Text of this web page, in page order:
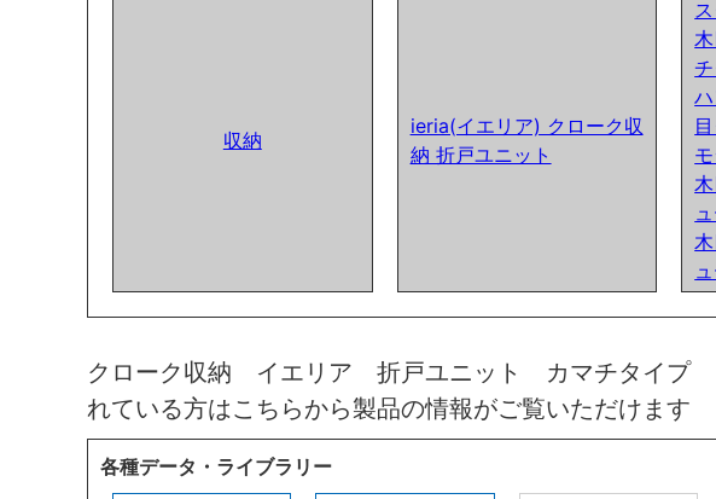
収納
ieria(イエリア) クローク収
納 折戸ユニット
クローク収納 イエリア 折戸ユニット カマチタイプ
れている方はこちらから製品の情報がご覧いただけます
各種データ・ライブラリー